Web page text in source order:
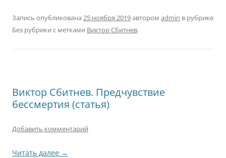
Запись опубликована 25 ноября 2019автором admin в рубрике
Без рубрики с метками Виктор Сбитнев.
Виктор Сбитнев. Предчувствие
бессмертия (статья)
Добавить комментарий
Читать далее →